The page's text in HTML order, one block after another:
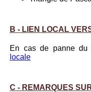
B - LIEN LOCAL
En cas de panne du
locale
C - REMARQUES